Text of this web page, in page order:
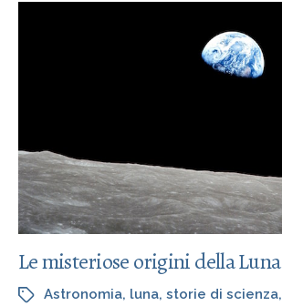
Le misteriose origini della Luna
Astronomia, luna, storie di scienza,